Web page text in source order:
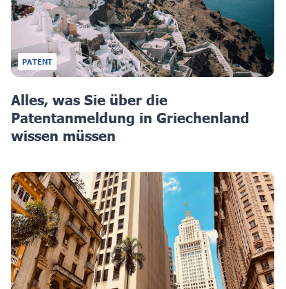
PATENT
Alles, was Sie über die
Patentanmeldung in Griechenland
wissen müssen